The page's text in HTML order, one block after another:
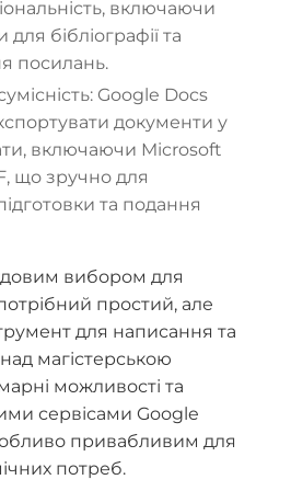
включаючи
для бібліографії та
посилань.
Google Docs
документи у
включаючи Microsoft
що зручно для
та подання
вибором для
простий, але
для написання та
магістерською
можливості та
сервісами Google
привабливим для
потреб.